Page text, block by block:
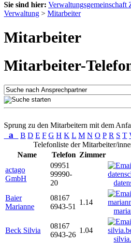
Sie sind hier: Verwaltungsgemeinschaft
Verwaltung > Mitarbeiter
Mitarbeiter
Mitarbeiter-
Sprung zu den Mitarbeitern mit dem
a B D E F G H K L M N O P R S T
Telefonliste der Mitarbeiter/
Name
Telefon Zimmer
actago
GmbH
09951
99990-
20
Baier
Marianne
08167
6943-51
1.14
Beck Silvia
08167
6943-26
1.04